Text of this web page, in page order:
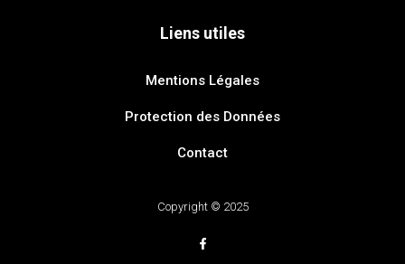
Liens utiles
Mentions Légales
Protection des Données
Contact
Copyright © 2025